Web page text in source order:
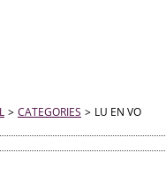
> CATEGORIES > LU EN VO